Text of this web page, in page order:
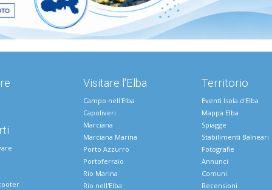
Visitare l'Elba
Campo nell'Elba
Capoliveri
Marciana
Marciana Marina
Porto Azzurro
Portoferraio
Rio Marina
Rio nell'Elba
Territorio
Eventi Isola d'Elba
Mappa Elba
Spiagge
Stabilimenti Balneari
Fotografie
Annunci
Comuni
Recensioni